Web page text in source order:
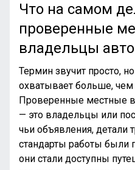
Что на самом
проверенные
владельцы
Термин звучит просто,
охватывает больше, чем
Проверенные местные
— это владельцы или
чьи объявления, детали
стандарты работы
они стали доступны